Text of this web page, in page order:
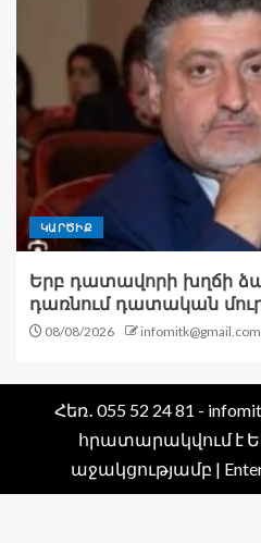
ԿԱՐԾԻՔ
Երբ դատավորի խղճի
դառնում դատական
08/08/2026 infomitk@gmail.com
Հեռ․ 055 52 24 81 -
հրատարակվում է
աջակցությամբ |